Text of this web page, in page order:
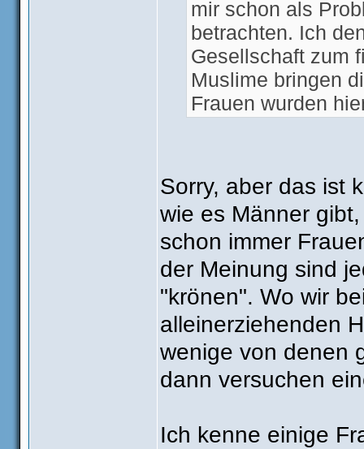
mir schon als
betrachten. Ich
Gesellschaft zum
Muslime bringen
Frauen wurden
setzen oder
es ein Problem
der muslimischen.
Sorry, aber das ist
wie es Männer
schon immer
der Meinung sind
"krönen". Wo wir
alleinerziehenden
wenige von denen
dann versuchen
Ich kenne einige